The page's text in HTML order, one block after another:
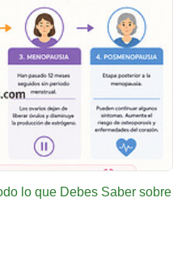
lo que Debes Saber sobre